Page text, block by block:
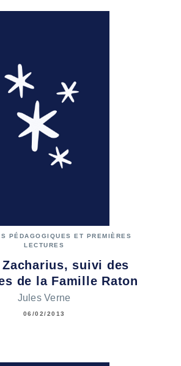
PÉDAGOGIQUES ET PREMIÈRES
LECTURES
suivi des
de la Famille Raton
Jules Verne
06/02/2013